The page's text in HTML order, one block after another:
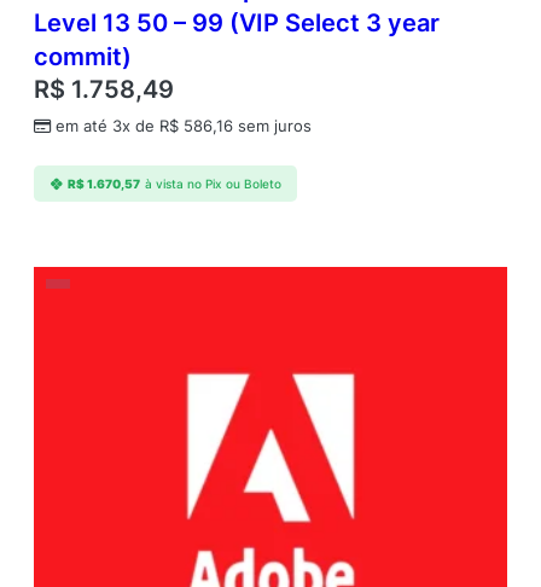
Level 13 50 – 99 (VIP Select 3 year
commit)
R$ 1.758,49
em até 3x de R$ 586,16 sem juros
R$1.670,57 à vista no Pix ou Boleto